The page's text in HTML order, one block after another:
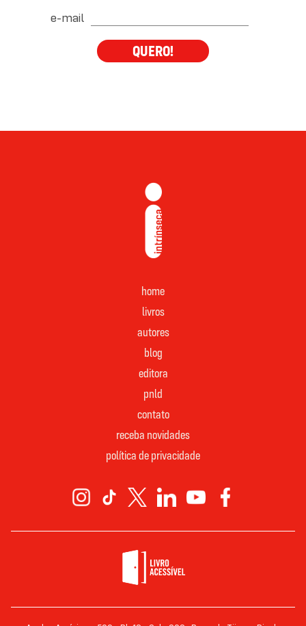
e-mail
QUERO!
home
livros
autores
blog
editora
pnld
contato
receba novidades
política de privacidade